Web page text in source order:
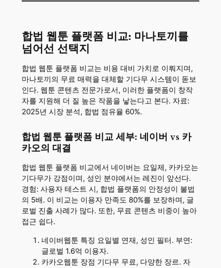
합법 웹툰 플랫폼 비교: 마나토끼를
넘어선 선택지
합법 웹툰 플랫폼 비교는 비용 대비 가치로 이뤄지며,
마나토끼의 무료 매력을 대체할 기다무 시스템이 돋보
인다. 웹툰 콘텐츠 전문가로서, 이러한 플랫폼이 창작
자를 지원해 더 질 높은 작품을 낳는다고 본다. 자료:
2025년 시장 분석, 합법 점유율 60%.
합법 웹툰 플랫폼 비교 세부: 네이버 vs 카
카오의 대결
합법 웹툰 플랫폼 비교에서 네이버는 요일제, 카카오는
기다무가 강점이며, 성인 분야에서는 레진이 앞선다.
경험: 사용자 테스트 시, 합법 플랫폼의 안정성이 불법
의 5배. 이 비교는 이용자 만족도 80%를 보장하며, 글
로벌 진출 사례가 많다. 또한, 무료 콘텐츠 비중이 높아
접근 쉽다.
네이버웹툰 특징 요일별 연재, 성인 필터. 부연:
글로벌 1.6억 이용자.
카카오웹툰 장점 기다무 무료, 다양한 장르. 자